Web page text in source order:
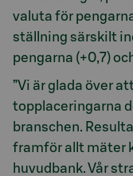
valuta för
ställning särskilt
pengarna (+0,7)
”Vi är glada över
topplaceringarna
branschen.
framför allt mäter
huvudbank. Vår